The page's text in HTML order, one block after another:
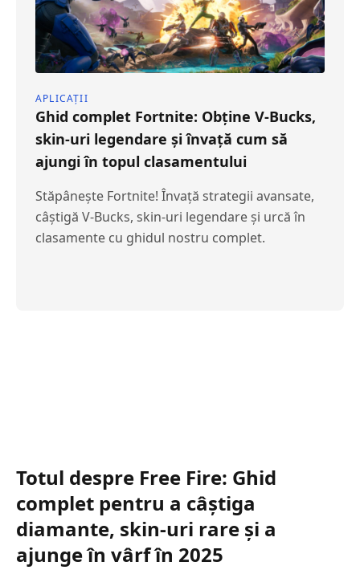
APLICAȚII
Ghid complet Fortnite: Obține V-Bucks,
skin-uri legendare și învață cum să
ajungi în topul clasamentului
Stăpânește Fortnite! Învață strategii avansate,
câștigă V-Bucks, skin-uri legendare și urcă în
clasamente cu ghidul nostru complet.
Totul despre Free Fire: Ghid
complet pentru a câștiga
diamante, skin-uri rare și a
ajunge în vârf în 2025